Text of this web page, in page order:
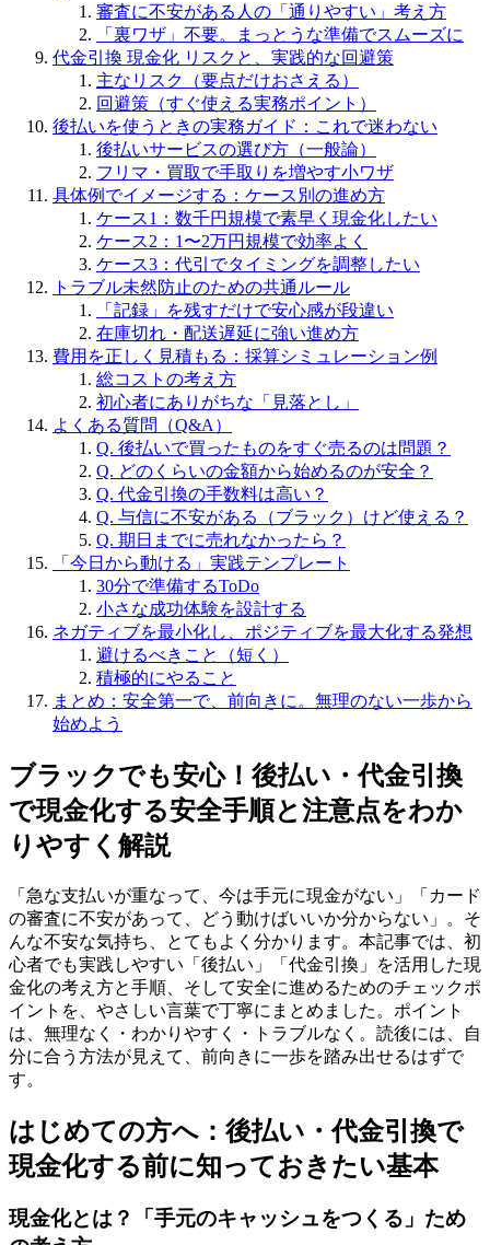
審査に不安がある人の「通りやすい」考え方
「裏ワザ」不要。まっとうな準備でスムーズに
代金引換 現金化 リスクと、実践的な回避策
主なリスク（要点だけおさえる）
回避策（すぐ使える実務ポイント）
後払いを使うときの実務ガイド：これで迷わない
後払いサービスの選び方（一般論）
フリマ・買取で手取りを増やす小ワザ
具体例でイメージする：ケース別の進め方
ケース1：数千円規模で素早く現金化したい
ケース2：1〜2万円規模で効率よく
ケース3：代引でタイミングを調整したい
トラブル未然防止のための共通ルール
「記録」を残すだけで安心感が段違い
在庫切れ・配送遅延に強い進め方
費用を正しく見積もる：採算シミュレーション例
総コストの考え方
初心者にありがちな「見落とし」
よくある質問（Q&A）
Q. 後払いで買ったものをすぐ売るのは問題？
Q. どのくらいの金額から始めるのが安全？
Q. 代金引換の手数料は高い？
Q. 与信に不安がある（ブラック）けど使える？
Q. 期日までに売れなかったら？
「今日から動ける」実践テンプレート
30分で準備するToDo
小さな成功体験を設計する
ネガティブを最小化し、ポジティブを最大化する発想
避けるべきこと（短く）
積極的にやること
まとめ：安全第一で、前向きに。無理のない一歩から
始めよう
ブラックでも安心！後払い・代金引換
で現金化する安全手順と注意点をわか
りやすく解説
「急な支払いが重なって、今は手元に現金がない」「カード
の審査に不安があって、どう動けばいいか分からない」。そ
んな不安な気持ち、とてもよく分かります。本記事では、初
心者でも実践しやすい「後払い」「代金引換」を活用した現
金化の考え方と手順、そして安全に進めるためのチェックポ
イントを、やさしい言葉で丁寧にまとめました。ポイント
は、無理なく・わかりやすく・トラブルなく。読後には、自
分に合う方法が見えて、前向きに一歩を踏み出せるはずで
す。
はじめての方へ：後払い・代金引換で
現金化する前に知っておきたい基本
現金化とは？「手元のキャッシュをつくる」ため